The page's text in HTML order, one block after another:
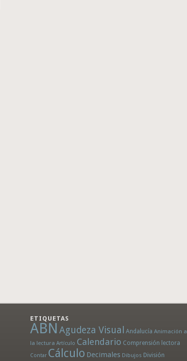
ETIQUETAS
ABN Agudeza Visual Andalucía Animación a
la lectura Artículo Calendario Comprensión lectora
Contar Cálculo Decimales Dibujos División